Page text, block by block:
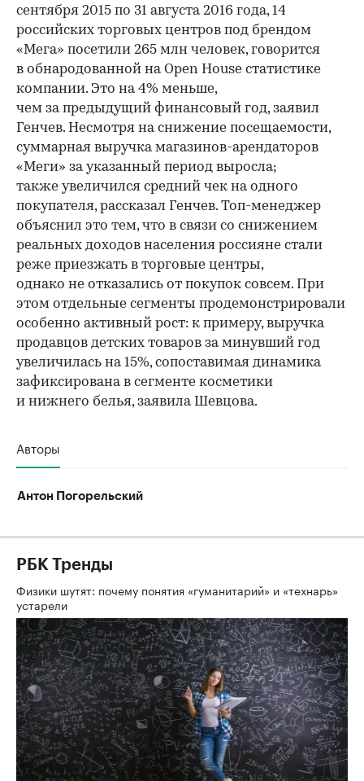
сентября 2015 по 31 августа 2016 года, 14
российских торговых центров под брендом
«Мега» посетили 265 млн человек, говорится
в обнародованной на Open House статистике
компании. Это на 4% меньше,
чем за предыдущий финансовый год, заявил
Генчев. Несмотря на снижение посещаемости,
суммарная выручка магазинов-арендаторов
«Меги» за указанный период выросла;
также увеличился средний чек на одного
покупателя, рассказал Генчев. Топ-менеджер
объяснил это тем, что в связи со снижением
реальных доходов населения россияне стали
реже приезжать в торговые центры,
однако не отказались от покупок совсем. При
этом отдельные сегменты продемонстрировали
особенно активный рост: к примеру, выручка
продавцов детских товаров за минувший год
увеличилась на 15%, сопоставимая динамика
зафиксирована в сегменте косметики
и нижнего белья, заявила Шевцова.
Авторы
Антон Погорельский
РБК Тренды
Физики шутят: почему понятия «гуманитарий» и «технарь»
устарели